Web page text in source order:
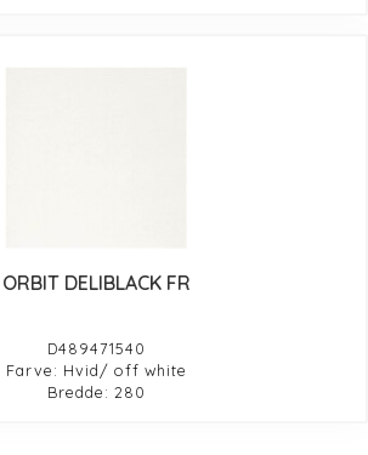
ORBIT DELIBLACK FR
D489471540
Farve: Hvid/ off white
Bredde: 280